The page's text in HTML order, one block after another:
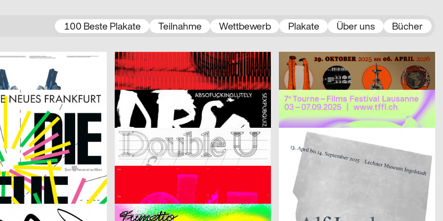
100 Beste Plakate Teilnahme Wettbewerb Plakate Über uns Bücher
Michel Domeisen, Emily Horrolt, Hannah Klarer CH
2025
Dario Argento, Filmpodium Zürich
Studio Yannick Nuss D
2025
D
2025
Frankfurt
Fons Hickmann D
2025
Absofuckinglutely
Melissa Frongillo CH
2025
7e Tourne-Films Festival Lausanne
– 2025
Simon Bode, Rasmus von Götz
2025
Double U
OFF OFFICE
Alf Lechner 100 – Materie Stahl
2025
Semantic Shapes
Badesaison CH
2025
1. Mai 2025
Johnson / Kingston CH
2025
Wagenbreth Henning
2025